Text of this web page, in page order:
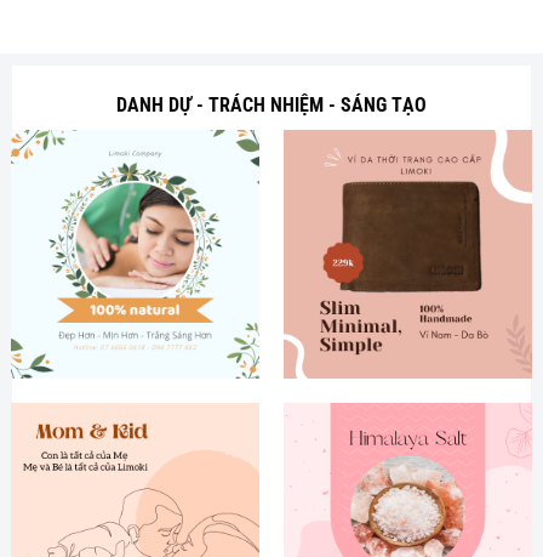
DANH DỰ - TRÁCH NHIỆM - SÁNG TẠO